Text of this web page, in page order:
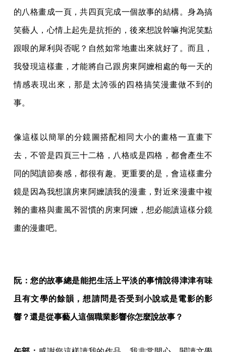
的八格畫成一頁，共四頁完成一個故事的結構。身為搞
笑藝人，心情上起先是抗拒的，後來想說幹嘛拘泥笑點
跟哏的犀利與否呢？自然如常地畫出來就好了。而且，
我發現這樣畫，才能將自己跟房東阿嬤相處的每一天的
情感表現出來，那是太誇張的四格搞笑漫畫做不到的
事。
像這樣以簡單的分鏡圖搭配相同大小的畫格一直畫下
去，不管是四頁三十二格，八格或是四格，都會產生不
同的閱讀節奏感，都很有趣。更重要的是，會這樣畫分
鏡是因為我想讓房東阿嬤讀我的漫畫，對近來漫畫中複
雜的畫格與畫風不習慣的房東阿嬤，想必能讀這樣分鏡
畫的漫畫吧。
​​阮：您的故事總是能把生活上平淡的事情說得津津有味
且有文學的餘韻，想請問是否受到小說或是電影的影
響？還是從事藝人這個職業影響你怎麼說故事？